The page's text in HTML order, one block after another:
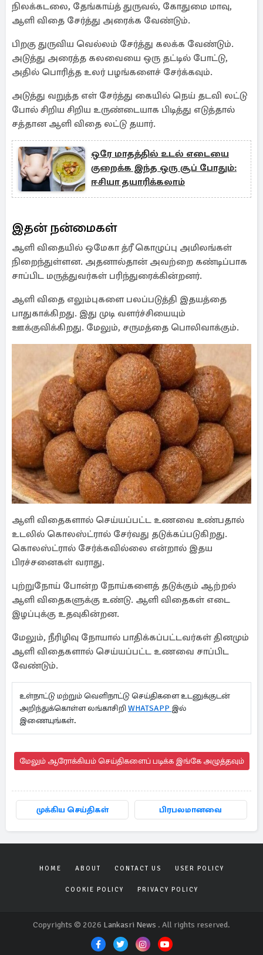
நிலக்கடலை, தேங்காய்த் துருவல், கோதுமை மாவு,
ஆளி விதை சேர்த்து அரைக்க வேண்டும்.
பிறகு துருவிய வெல்லம் சேர்த்து கலக்க வேண்டும்.
அடுத்து அரைத்த கலவையை ஒரு தட்டில் போட்டு,
அதில் பொரித்த உலர் பழங்களைச் சேர்க்கவும்.
அடுத்து வறுத்த எள் சேர்த்து கையில் நெய் தடவி லட்டு
போல் சிறிய சிறிய உருண்டையாக பிடித்து எடுத்தால்
சத்தான ஆளி விதை லட்டு தயார்.
ஒரே மாதத்தில் உடல் எடையை
குறைக்க இந்த ஒரு சூப் போதும்:
ஈசியா தயாரிக்கலாம்
இதன் நன்மைகள்
ஆளி விதையில் ஒமேகா த்ரீ கொழுப்பு அமிலங்கள்
நிறைந்துள்ளன. அதனால்தான் அவற்றை கண்டிப்பாக
சாப்பிட மருத்துவர்கள் பரிந்துரைக்கின்றனர்.
ஆளி விதை எலும்புகளை பலப்படுத்தி இதயத்தை
பாதுகாக்கிறது. இது முடி வளர்ச்சியையும்
ஊக்குவிக்கிறது. மேலும், சருமத்தை பொலிவாக்கும்.
ஆளி விதைகளால் செய்யப்பட்ட உணவை உண்பதால்
உடலில் கொலஸ்ட்ரால் சேர்வது தடுக்கப்படுகிறது.
கொலஸ்ட்ரால் சேர்க்கவில்லை என்றால் இதய
பிரச்சனைகள் வராது.
புற்றுநோய் போன்ற நோய்களைத் தடுக்கும் ஆற்றல்
ஆளி விதைகளுக்கு உண்டு. ஆளி விதைகள் எடை
இழப்புக்கு உதவுகின்றன.
மேலும், நீரிழிவு நோயால் பாதிக்கப்பட்டவர்கள் தினமும்
ஆளி விதைகளால் செய்யப்பட்ட உணவை சாப்பிட
வேண்டும்.
உள்நாட்டு மற்றும் வெளிநாட்டு செய்திகளை உடனுக்குடன்
அறிந்துக்கொள்ள லங்காசிறி WHATSAPP இல்
இணையுங்கள்.
மேலும் ஆரோக்கியம் செய்திகளைப் படிக்க இங்கே அழுத்தவும்
முக்கிய செய்திகள் பிரபலமானவை
HOME ABOUT CONTACT US USER POLICY
COOKIE POLICY PRIVACY POLICY
Copyrights © 2026 Lankasri News . All rights reserved.